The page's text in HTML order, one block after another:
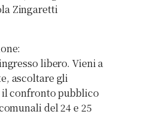
Zingaretti
libero. Vieni a
ascoltare gli
confronto pubblico
del 24 e 25